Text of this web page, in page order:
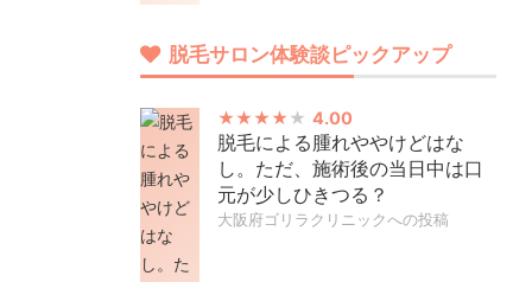
脱毛サロン体験談ピックアップ
4.00
脱毛による腫れややけどはな
し。ただ、施術後の当日中は口
元が少しひきつる？
大阪府ゴリラクリニックへの投稿